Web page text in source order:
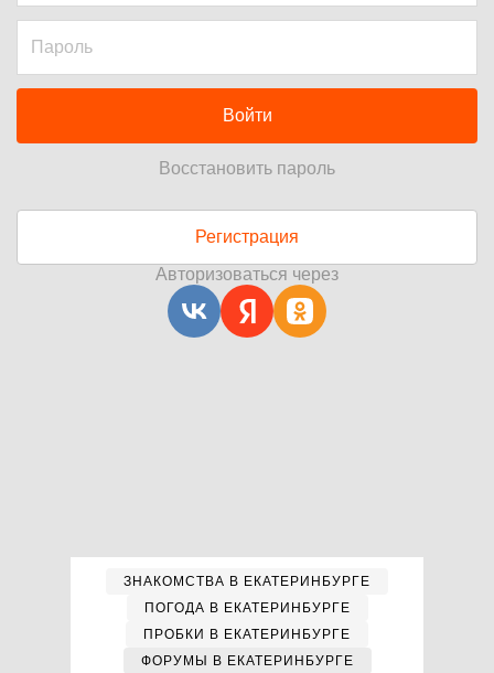
Войти
Восстановить пароль
Регистрация
Авторизоваться через
ЗНАКОМСТВА В ЕКАТЕРИНБУРГЕ
ПОГОДА В ЕКАТЕРИНБУРГЕ
ПРОБКИ В ЕКАТЕРИНБУРГЕ
ФОРУМЫ В ЕКАТЕРИНБУРГЕ